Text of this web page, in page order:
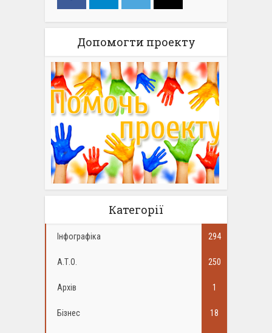
Допомогти проекту
Категорії
Інфографіка 294
А.Т.О. 250
Архів 1
Бізнес 18